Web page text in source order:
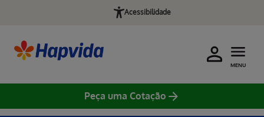
Acessibilidade
MENU
Peça uma Cotação
Erro ao incluir fragmento